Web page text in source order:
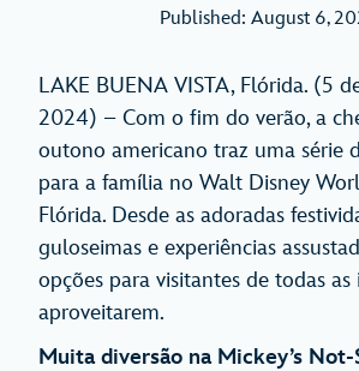
Published: August 6,
LAKE BUENA VISTA, Flórida. (5
2024) – Com o fim do verão, a
outono americano traz uma série
para a família no Walt Disney
Flórida. Desde as adoradas
guloseimas e experiências
opções para visitantes de todas as
aproveitarem.
Muita diversão na Mickey’s Not-